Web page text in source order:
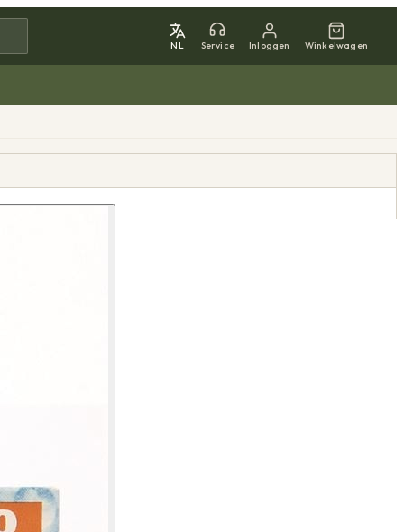
NL Service Inloggen Winkelwagen